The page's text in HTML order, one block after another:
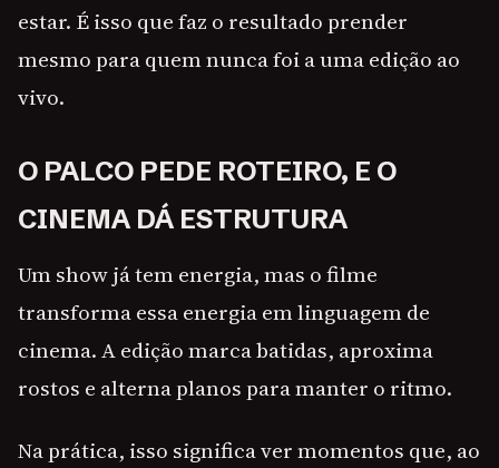
estar. É isso que faz o resultado prender
mesmo para quem nunca foi a uma edição ao
vivo.
O PALCO PEDE ROTEIRO, E O
CINEMA DÁ ESTRUTURA
Um show já tem energia, mas o filme
transforma essa energia em linguagem de
cinema. A edição marca batidas, aproxima
rostos e alterna planos para manter o ritmo.
Na prática, isso significa ver momentos que, ao